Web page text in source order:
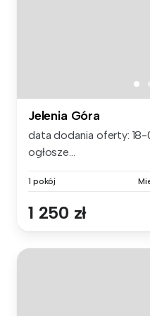
Jelenia Góra
data dodania oferty: 18-
ogłosze...
1 pokój
1 250 zł